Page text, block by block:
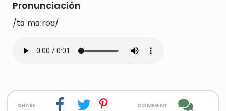
Pronunciación
/tɑˈmɑːroʊ/
share comment